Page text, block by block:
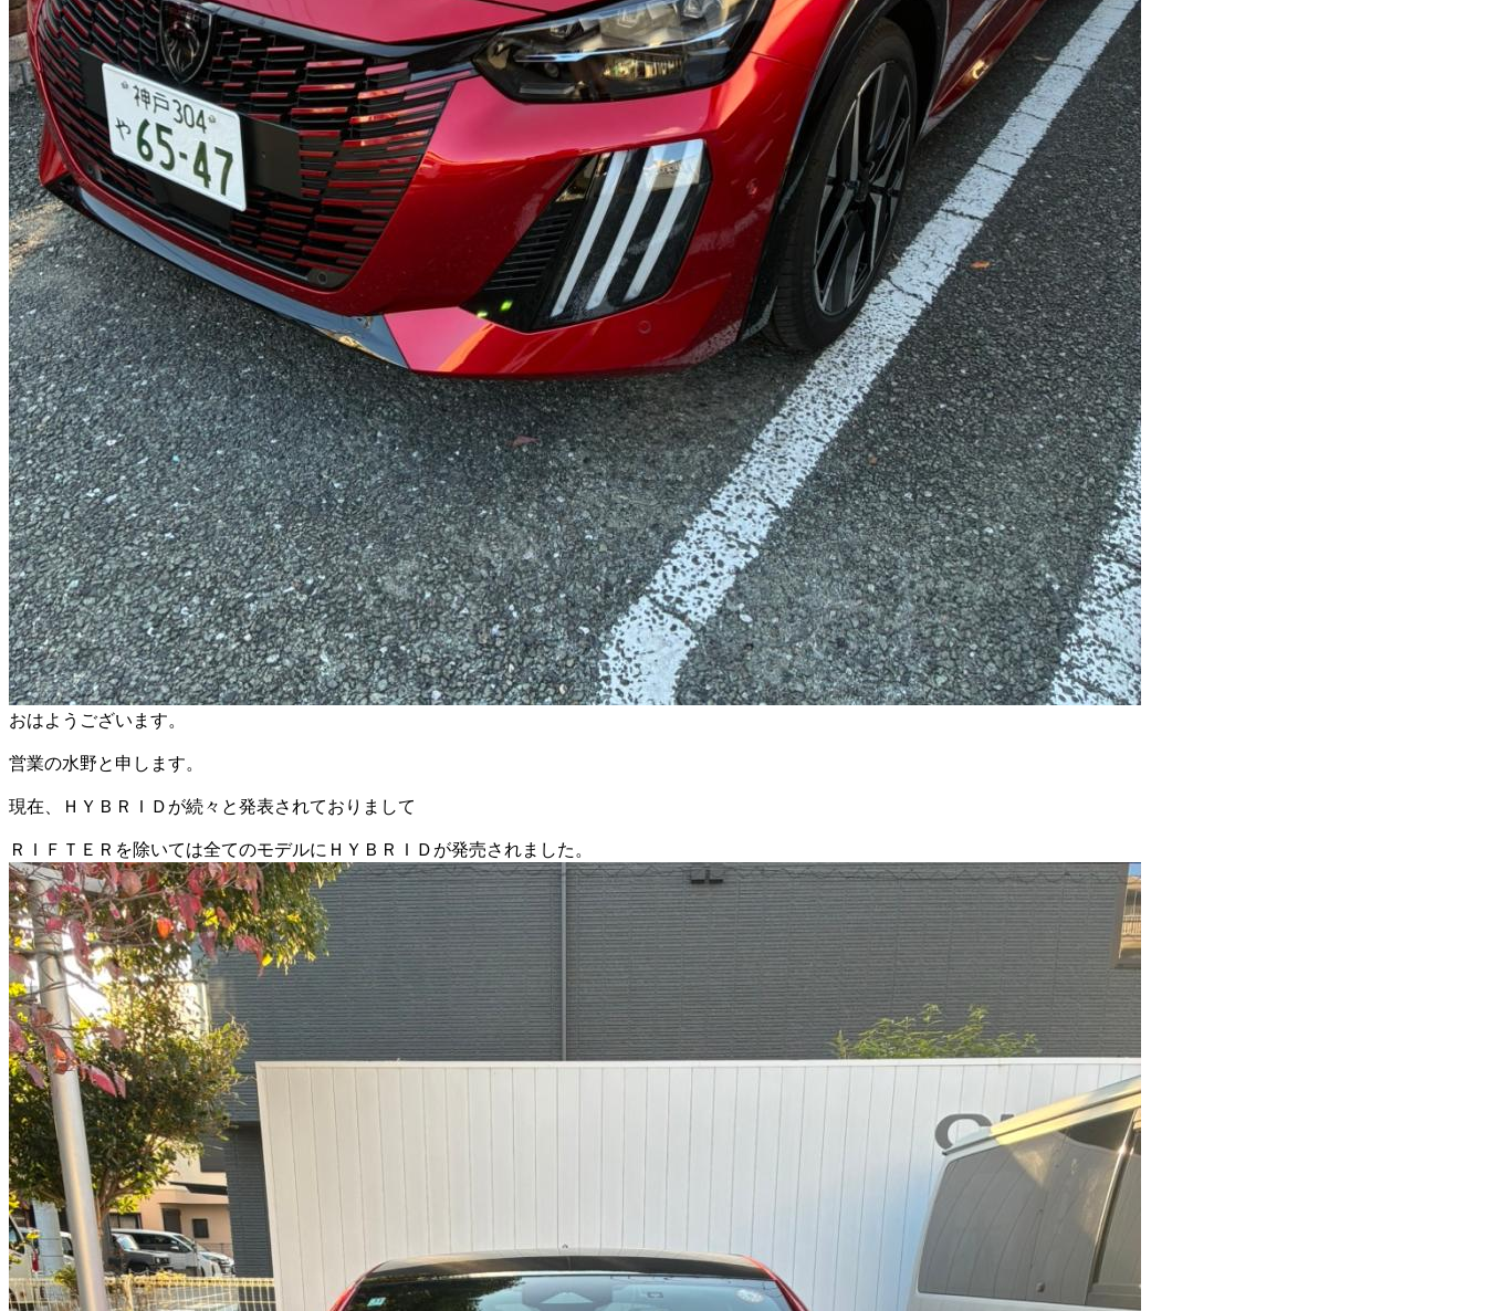
おはようございます。
営業の水野と申します。
現在、ＨＹＢＲＩＤが続々と発表されておりまして
ＲＩＦＴＥＲを除いては全てのモデルにＨＹＢＲＩＤが発売されました。